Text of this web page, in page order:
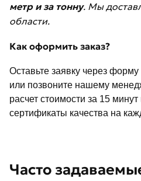
метр и за тонну. Мы
области.
Как оформить заказ?
Оставьте заявку через
или позвоните нашему
расчет стоимости за 15
сертификаты качества на
Часто